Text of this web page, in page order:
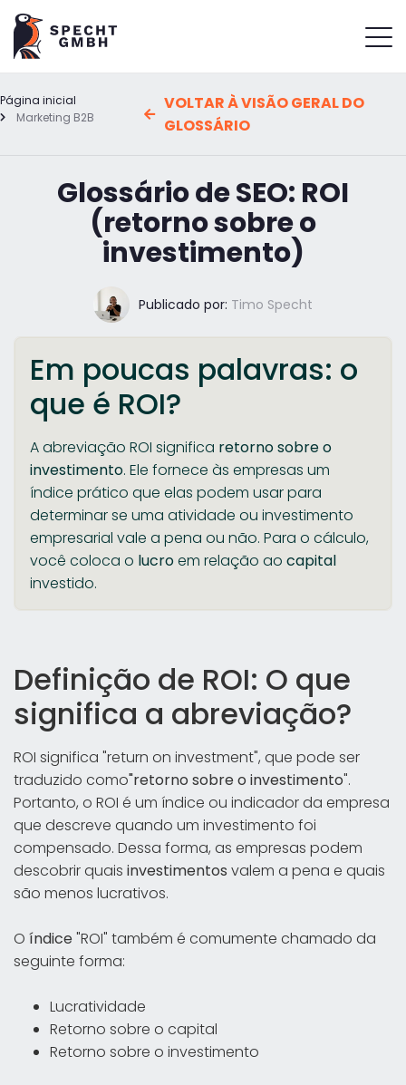
Página inicial
Marketing B2B
VOLTAR À VISÃO GERAL DO
GLOSSÁRIO
Glossário de SEO: ROI
(retorno sobre o
investimento)
Publicado por: Timo Specht
Em poucas palavras: o
que é ROI?
A abreviação ROI significa retorno sobre o
investimento. Ele fornece às empresas um
índice prático que elas podem usar para
determinar se uma atividade ou investimento
empresarial vale a pena ou não. Para o cálculo,
você coloca o lucroem relação ao capital
investido.
Definição de ROI: O que
significa a abreviação?
ROI significa "return on investment", que pode ser
traduzido como"retorno sobre o investimento".
Portanto, o ROI é um índice ou indicador da empresa
que descreve quando um investimento foi
compensado. Dessa forma, as empresas podem
descobrir quais investimentos valem a pena e quais
são menos lucrativos.
O índice"ROI" também é comumente chamado da
seguinte forma:
Lucratividade
Retorno sobre o capital
Retorno sobre o investimento